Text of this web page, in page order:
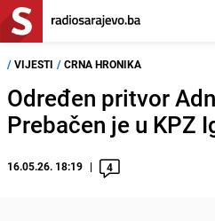
/ VIJESTI / CRNA HRONIKA
Određen pritvor
Prebačen je u KPZ
16.05.26. 18:19 4